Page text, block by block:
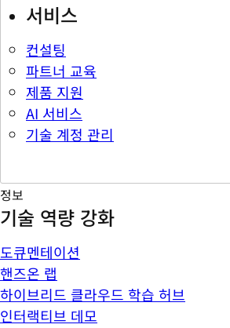
서비스
컨설팅
파트너 교육
제품 지원
AI 서비스
기술 계정 관리
정보
기술 역량 강화
도큐멘테이션
핸즈온 랩
하이브리드 클라우드 학습 허브
인터랙티브 데모